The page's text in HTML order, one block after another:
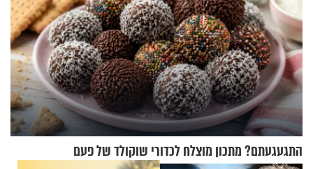
התגעגעתם? מתכון מוצלח לכדורי שוקולד של פעם